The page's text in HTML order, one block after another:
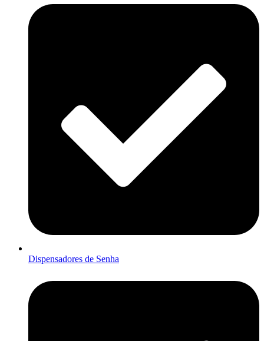
Dispensadores de Senha